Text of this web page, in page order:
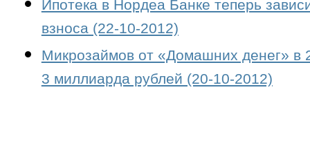
Ипотека в Нордеа Банке теперь
взноса (22-10-2012)
Микрозаймов от «Домашних денег» в
3 миллиарда рублей (20-10-2012)